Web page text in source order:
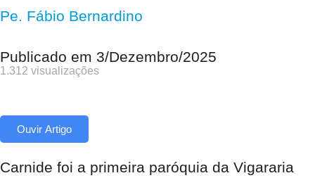
Pe. Fábio Bernardino
Publicado em 3/Dezembro/2025
1.312 visualizações
Ouvir Artigo
Carnide foi a primeira paróquia da Vigararia